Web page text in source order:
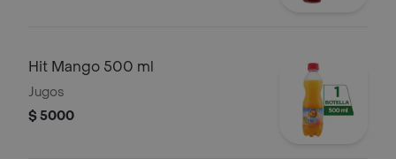
Hit Mango 500 ml
Jugos
$ 5000